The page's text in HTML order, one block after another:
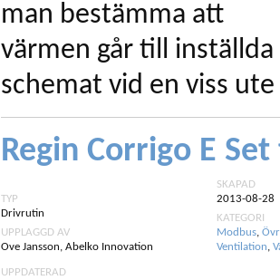
man bestämma att
värmen går till
schemat vid en viss
Regin Corrigo E
TYP
Drivrutin
UPPLAGGD AV
Ove Jansson, Abelko Innovation
SKAPAD
2013-08-28
KATEGORI
Modbus,
Ventilation,
UPPDATERAD